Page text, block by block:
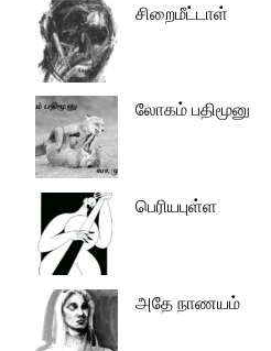
சிறைமீட்டாள்
லோகம் பதிமூனு
பெரியபுள்ள
அதே நாணயம்